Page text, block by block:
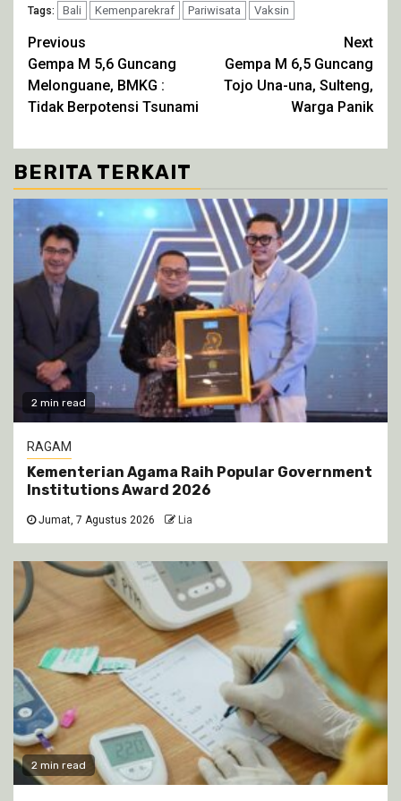
di
jendela
yang
baru)
di
jendela
di
jendela
di
jendela
Tags: Bali Kemenparekraf Pariwisata Vaksin
Continue
Reading
Previous
Gempa M 5,6 Guncang
Melonguane, BMKG :
Tidak Berpotensi Tsunami
Next
Gempa M 6,5 Guncang
Tojo Una-una, Sulteng,
Warga Panik
BERITA TERKAIT
2 min read
RAGAM
Kementerian Agama Raih Popular Government
Institutions Award 2026
Jumat, 7 Agustus 2026 Lia
2 min read